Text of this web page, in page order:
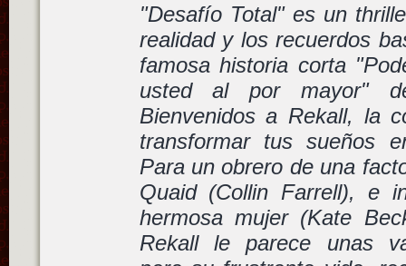
"Desafío Total" es un
realidad y los recuerdos
famosa historia corta
usted al por mayor"
Bienvenidos a Rekall, la
transformar tus sueños
Para un obrero de una
Quaid (Collin Farrell), e
hermosa mujer (Kate
Rekall le parece unas